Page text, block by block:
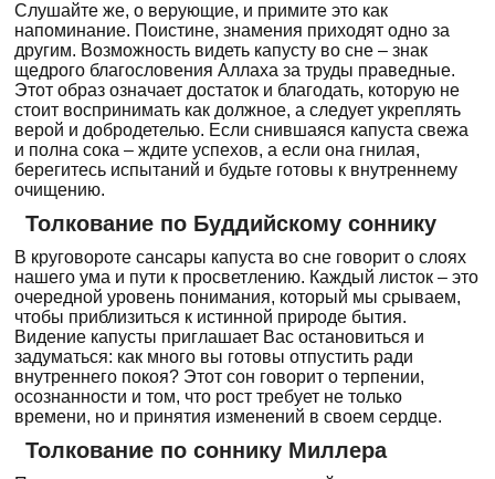
Слушайте же, о верующие, и примите это как
напоминание. Поистине, знамения приходят одно за
другим. Возможность видеть капусту во сне – знак
щедрого благословения Аллаха за труды праведные.
Этот образ означает достаток и благодать, которую не
стоит воспринимать как должное, а следует укреплять
верой и добродетелью. Если снившаяся капуста свежа
и полна сока – ждите успехов, а если она гнилая,
берегитесь испытаний и будьте готовы к внутреннему
очищению.
Толкование по Буддийскому соннику
В круговороте сансары капуста во сне говорит о слоях
нашего ума и пути к просветлению. Каждый листок – это
очередной уровень понимания, который мы срываем,
чтобы приблизиться к истинной природе бытия.
Видение капусты приглашает Вас остановиться и
задуматься: как много вы готовы отпустить ради
внутреннего покоя? Этот сон говорит о терпении,
осознанности и том, что рост требует не только
времени, но и принятия изменений в своем сердце.
Толкование по соннику Миллера